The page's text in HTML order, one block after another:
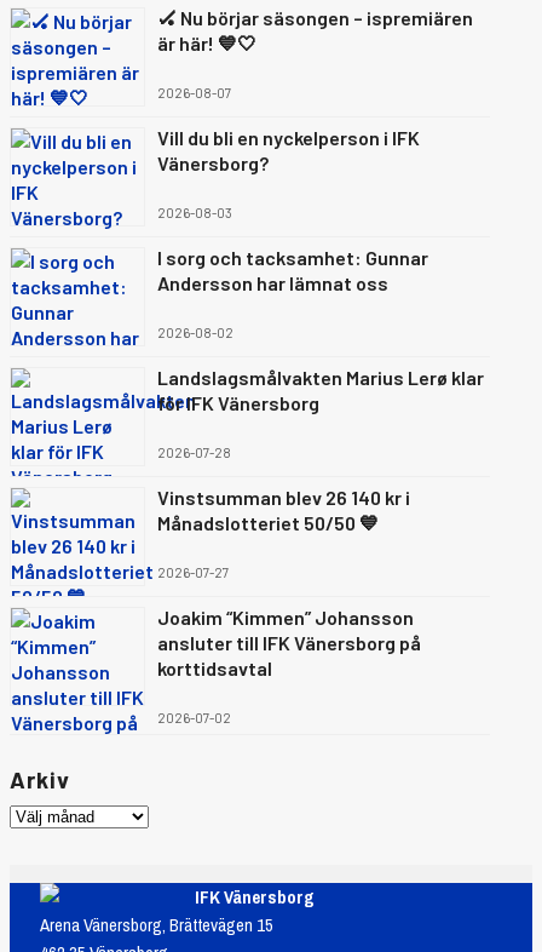
🏑 Nu börjar säsongen – ispremiären
är här! 💙🤍
2026-08-07
Vill du bli en nyckelperson i IFK
Vänersborg?
2026-08-03
I sorg och tacksamhet: Gunnar
Andersson har lämnat oss
2026-08-02
Landslagsmålvakten Marius Lerø klar
för IFK Vänersborg
2026-07-28
Vinstsumman blev 26 140 kr i
Månadslotteriet 50/50 💙
2026-07-27
Joakim “Kimmen” Johansson
ansluter till IFK Vänersborg på
korttidsavtal
2026-07-02
Arkiv
IFK Vänersborg
Arena Vänersborg, Brättevägen 15